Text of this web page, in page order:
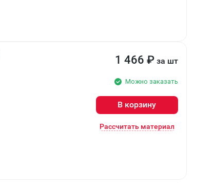
1 466 ₽ за шт
Можно заказать
В корзину
Рассчитать материал